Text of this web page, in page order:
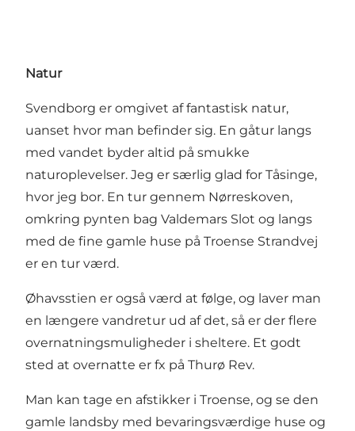
Natur
Svendborg er omgivet af fantastisk natur,
uanset hvor man befinder sig. En gåtur langs
med vandet byder altid på smukke
naturoplevelser. Jeg er særlig glad for Tåsinge,
hvor jeg bor. En tur gennem Nørreskoven,
omkring pynten bag Valdemars Slot og langs
med de fine gamle huse på Troense Strandvej
er en tur værd.
Øhavsstien er også værd at følge, og laver man
en længere vandretur ud af det, så er der flere
overnatningsmuligheder i sheltere. Et godt
sted at overnatte er fx på Thurø Rev.
Man kan tage en afstikker i Troense, og se den
gamle landsby med bevaringsværdige huse og